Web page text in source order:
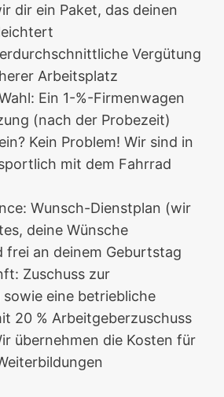
dir ein Paket, das deinen
Vergütung
Arbeitsplatz
Ein 1-%-Firmenwagen
(nach der Probezeit)
Kein Problem! Wir sind in
mit dem Fahrrad
Wunsch-Dienstplan (wir
deine Wünsche
frei an deinem Geburtstag
Zuschuss zur
eine betriebliche
20 % Arbeitgeberzuschuss
übernehmen die Kosten für